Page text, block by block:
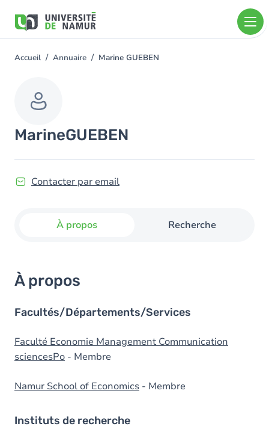
contenu
You
Accueil Annuaire Marine GUEBEN
MarineGUEBEN
Contacter par email
À propos Recherche
À propos
Facultés/Départements/Services
Faculté Economie Management Communication
sciencesPo - Membre
Namur School of Economics - Membre
Instituts de recherche